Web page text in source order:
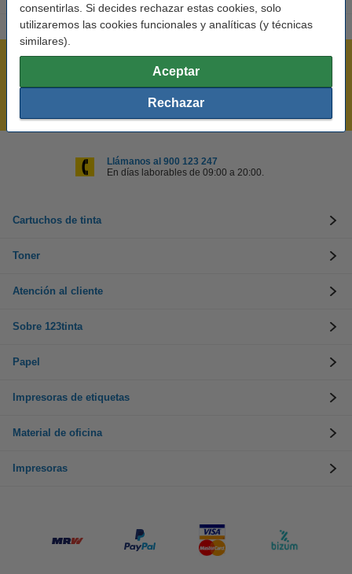
consentirlas. Si decides rechazar estas cookies, solo
utilizaremos las cookies funcionales y analíticas (y técnicas
similares).
Aceptar
Rechazar
¡Recibe en 24 horas!
Mejor Precio Garantizado
Llámanos al 900 123 247
En días laborables de 09:00 a 20:00.
Cartuchos de tinta
Toner
Atención al cliente
Sobre 123tinta
Papel
Impresoras de etiquetas
Material de oficina
Impresoras